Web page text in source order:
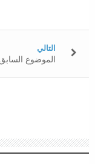
التالي
« الموضوع السابق